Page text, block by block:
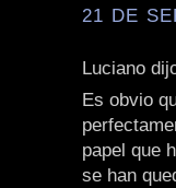
21 DE
Luciano
Es obvio
papel que
se han